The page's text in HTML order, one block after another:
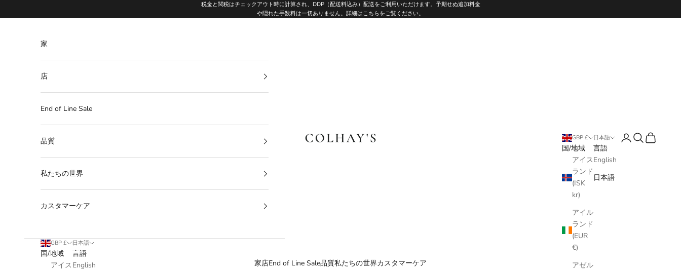
税金と関税はチェックアウト時に計算され、DDP（配送料込み）配送をご利用いただけます。予期せぬ追加料金
や隠れた手数料は一切ありません。 詳細はこちらをご覧ください。
Colhay's
家店End of Line Sale品質私たちの世界カスタマーケア
GBP £
国/地域
アイス
ランド
(ISK
kr)
アイル
ランド
(EUR
€)
アゼル
日本語
言語
English
日本語
ログイン
検索カート
家
店
End of Line Sale
品質
私たちの世界
カスタマーケア
GBP £
国/地域
アイス
日本語
言語
English